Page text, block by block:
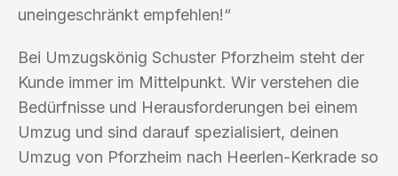
uneingeschränkt empfehlen!“
Bei Umzugskönig Schuster Pforzheim steht der
Kunde immer im Mittelpunkt. Wir verstehen die
Bedürfnisse und Herausforderungen bei einem
Umzug und sind darauf spezialisiert, deinen
Umzug von Pforzheim nach Heerlen-Kerkrade so